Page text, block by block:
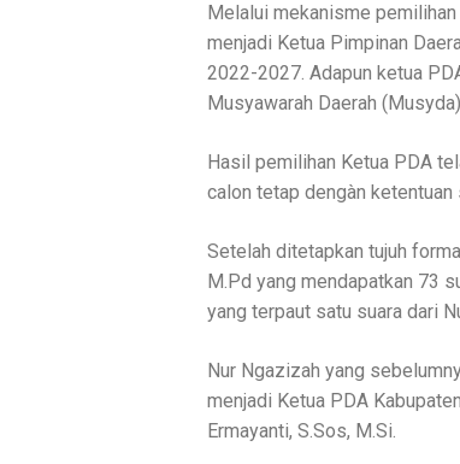
Melalui mekanisme
menjadi Ketua Pimpinan
2022-2027. Adapun ketua
Musyawarah Daerah
Hasil pemilihan Ketua PDA
calon tetap dengàn
Setelah ditetapkan tujuh
M.Pd yang mendapatkan 73
yang terpaut satu suara dari
Nur Ngazizah yang
menjadi Ketua PDA
Ermayanti, S.Sos, M.Si.